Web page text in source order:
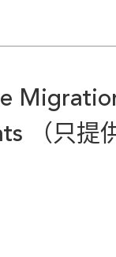
（只提